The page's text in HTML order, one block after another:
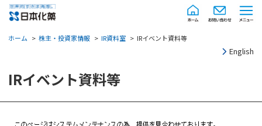
ホーム 株主・投資家情報 IR資料室 IRイベント資料等
English
IRイベント資料等